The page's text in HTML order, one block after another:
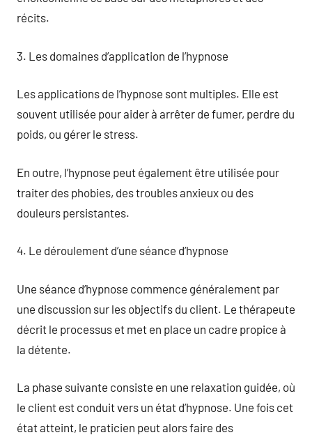
récits.
3. Les domaines d’application de l’hypnose
Les applications de l’hypnose sont multiples. Elle est
souvent utilisée pour aider à arrêter de fumer, perdre du
poids, ou gérer le stress.
En outre, l’hypnose peut également être utilisée pour
traiter des phobies, des troubles anxieux ou des
douleurs persistantes.
4. Le déroulement d’une séance d’hypnose
Une séance d’hypnose commence généralement par
une discussion sur les objectifs du client. Le thérapeute
décrit le processus et met en place un cadre propice à
la détente.
La phase suivante consiste en une relaxation guidée, où
le client est conduit vers un état d’hypnose. Une fois cet
état atteint, le praticien peut alors faire des